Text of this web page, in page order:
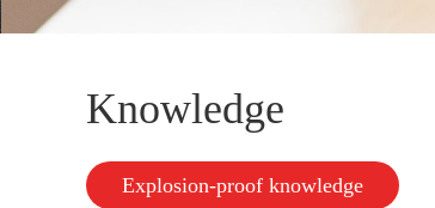
Knowledge
Explosion-proof knowledge